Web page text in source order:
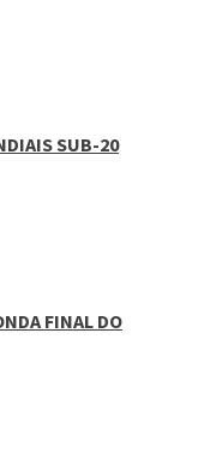
SUB-20
FINAL DO